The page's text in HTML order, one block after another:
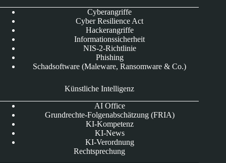
Cyberangriffe
Cyber Resilience Act
Hackerangriffe
Informationssicherheit
NIS-2-Richtlinie
Phishing
Schadsoftware (Maleware, Ransomware & Co.)
Künstliche Intelligenz
AI Office
Grundrechte-Folgenabschätzung (FRIA)
KI-Kompetenz
KI-News
KI-Verordnung
Rechtsprechung